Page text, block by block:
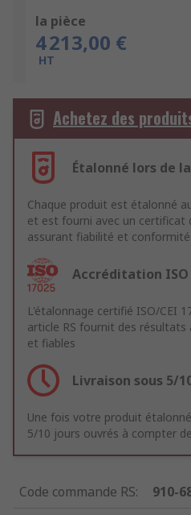
la pièce
4 213,00 €
HT
Achetez des
Étalonné lors de
Chaque produit est étalonné
et est fourni avec un certificat
assurant fiabilité et
Accréditation ISO
L'étalonnage certifié ISO/CEI
article RS fournit des résultats
et fiables
Livraison sous 5/
Une fois votre produit
5/10 jours ouvrés à compter
Code commande RS:
910-